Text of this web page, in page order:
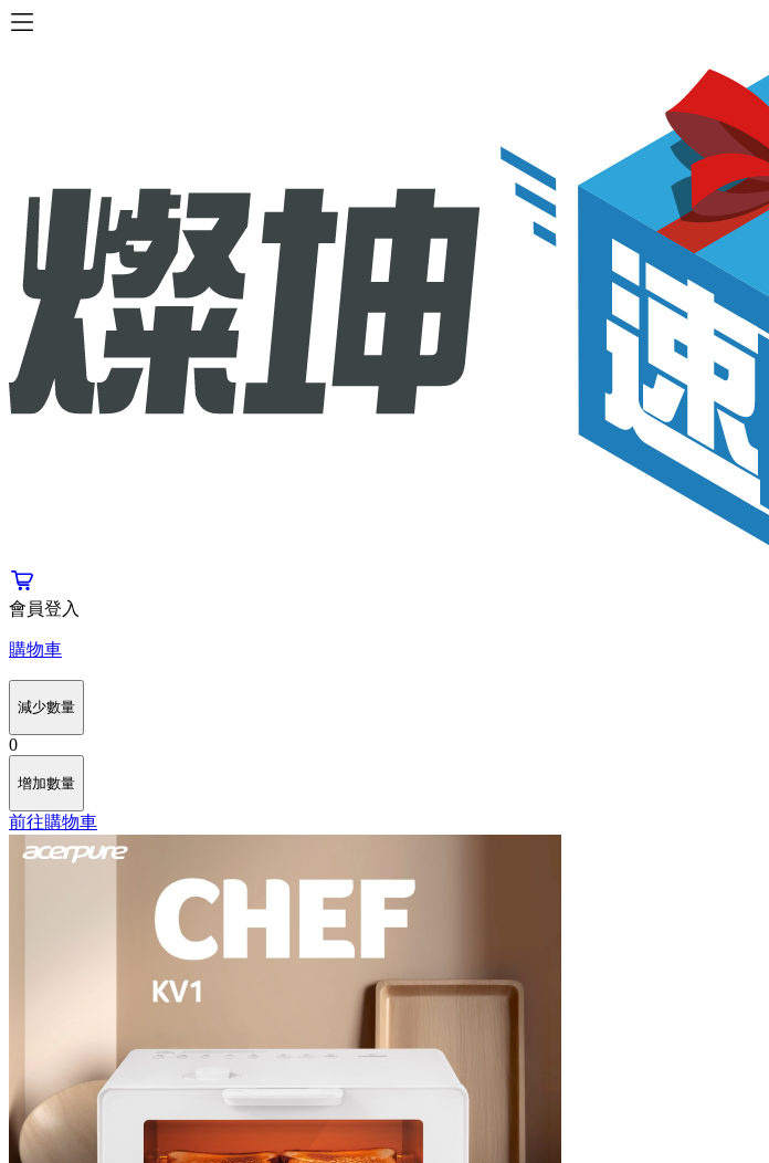
會員登入
購物車
減少數量
0
增加數量
前往購物車